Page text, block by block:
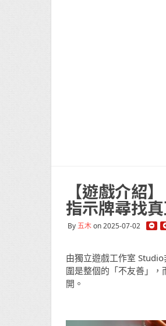
【遊戲介紹
指示牌尋找
By五木on 2025-07-02
由獨立遊戲工作室
圍是整個的「不友善」
開。